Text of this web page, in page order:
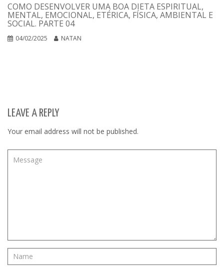
COMO DESENVOLVER UMA BOA DIETA ESPIRITUAL,
MENTAL, EMOCIONAL, ETÉRICA, FÍSICA, AMBIENTAL E
SOCIAL. PARTE 04
04/02/2025 NATAN
LEAVE A REPLY
Your email address will not be published.